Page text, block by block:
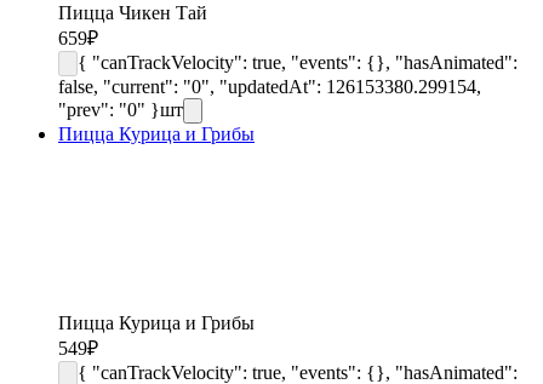
Пицца Чикен Тай
659₽
{ "canTrackVelocity": true, "events": {}, "hasAnimated":
false, "current": "0", "updatedAt": 126153380.299154,
"prev": "0" }шт
Пицца Курица и Грибы
Пицца Курица и Грибы
549₽
{ "canTrackVelocity": true, "events": {}, "hasAnimated":